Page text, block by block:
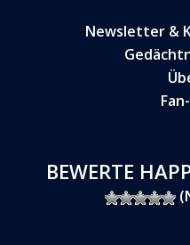
Newsletter &
BEWERTE